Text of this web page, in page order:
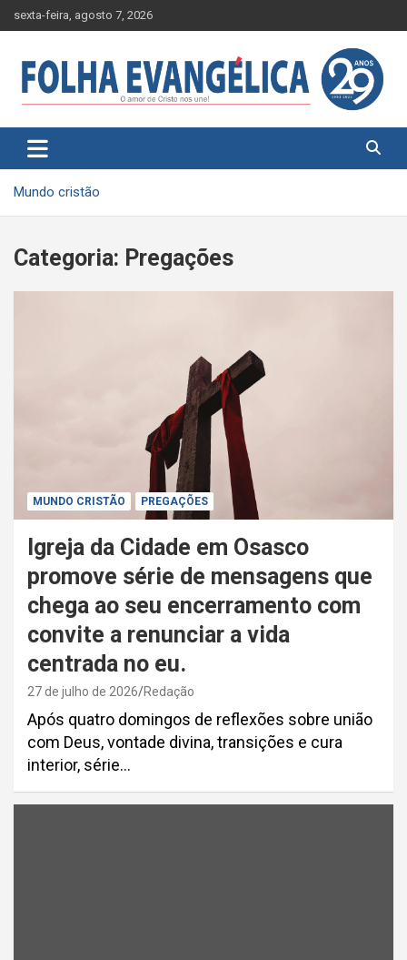
to
sexta-feira, agosto 7, 2026
Mundo cristão
Categoria: Pregações
MUNDO CRISTÃO PREGAÇÕES
Igreja da Cidade em Osasco
promove série de mensagens que
chega ao seu encerramento com
convite a renunciar a vida
centrada no eu.
27 de julho de 2026 Redação
Após quatro domingos de reflexões sobre união
com Deus, vontade divina, transições e cura
interior, série…